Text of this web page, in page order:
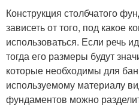
Конструкция столбчатого
зависеть от того, под какое
использоваться. Если речь
тогда его размеры будут
которые необходимы для
используемому материалу
фундаментов можно